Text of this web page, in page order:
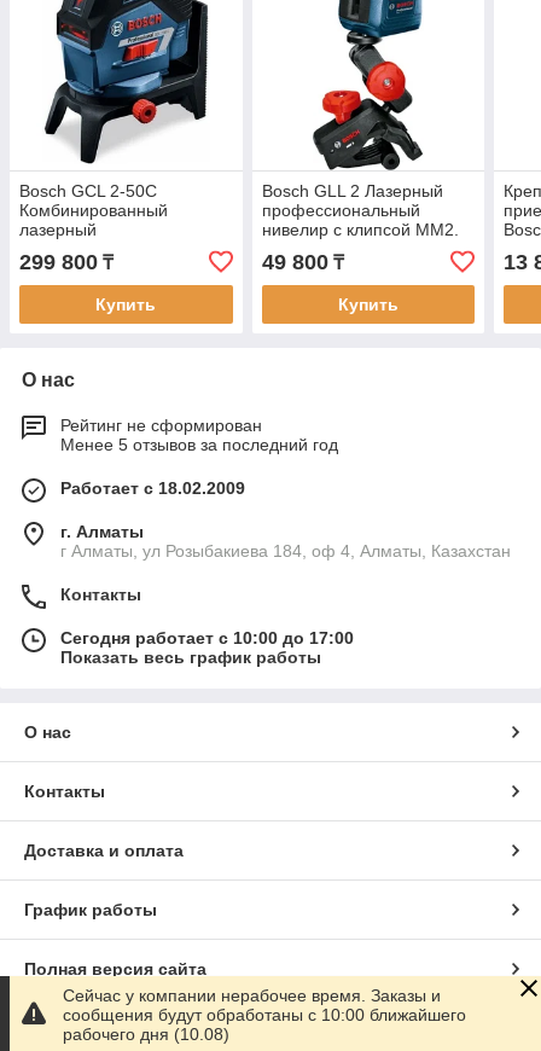
Bosch GCL 2-50C
Комбинированный
лазерный
нивелир
+RM2+BM3+12V+LBOXX.
Внесен в реестр СИ РК
299 800 ₸
Купить
Bosch GLL 2 Лазерный
профессиональный
нивелир с клипсой MM2.
49 800₸
Купить
13
О нас
Рейтинг не сформирован
Менее 5 отзывов за последний год
Работает с 18.02.2009
г. Алматы
г Алматы, ул Розыбакиева 184, оф 4, Алматы, Казахстан
Контакты
Сегодня работает с 10:00 до 17:00
Показать весь график работы
О нас
Контакты
Доставка и оплата
График работы
Полная версия сайта
Сайт создан на маркетплейсе
Сейчас у компании нерабочее время. Заказы и
сообщения будут обработаны с 10:00 ближайшего
рабочего дня (10.08)